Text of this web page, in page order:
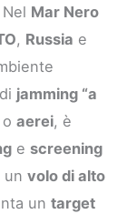
Mar Nero
, Russia e
jamming “a
oaerei, è
e screening
unvolo di alto
untarget